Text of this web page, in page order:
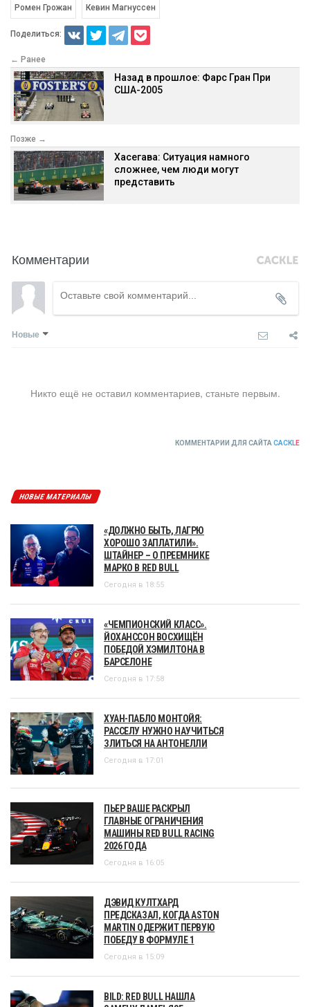
Ромен Грожан Кевин Магнуссен
Поделиться:
← Ранее
Назад в прошлое: Фарс Гран При
США-2005
Позже →
Хасегава: Ситуация намного
сложнее, чем люди могут
представить
Комментарии
Новые
Никто ещё не оставил комментариев, станьте первым.
КОММЕНТАРИИ ДЛЯ САЙТА CACKLE
НОВЫЕ МАТЕРИАЛЫ
«ДОЛЖНО БЫТЬ, ЛАГРЮ
ХОРОШО ЗАПЛАТИЛИ».
ШТАЙНЕР – О ПРЕЕМНИКЕ
МАРКО В RED BULL
Сегодня в 18:55
«ЧЕМПИОНСКИЙ КЛАСС».
ЙОХАНССОН ВОСХИЩЁН
ПОБЕДОЙ ХЭМИЛТОНА В
БАРСЕЛОНЕ
Сегодня в 17:58
ХУАН-ПАБЛО МОНТОЙЯ:
РАССЕЛУ НУЖНО НАУЧИТЬСЯ
ЗЛИТЬСЯ НА АНТОНЕЛЛИ
Сегодня в 17:01
ПЬЕР ВАШЕ РАСКРЫЛ
ГЛАВНЫЕ ОГРАНИЧЕНИЯ
МАШИНЫ RED BULL RACING
2026 ГОДА
Сегодня в 16:05
ДЭВИД КУЛТХАРД
ПРЕДСКАЗАЛ, КОГДА ASTON
MARTIN ОДЕРЖИТ ПЕРВУЮ
ПОБЕДУ В ФОРМУЛЕ 1
Сегодня в 15:09
BILD: RED BULL НАШЛА